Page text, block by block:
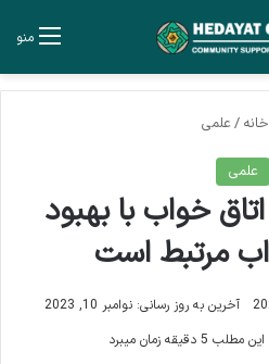
منو
خانه /علمی
علمی
خواب با بهبود
مرتبط است
آخرین به روز رسانی: نوامبر 10, 2023
5 دقیقه زمان میبرد